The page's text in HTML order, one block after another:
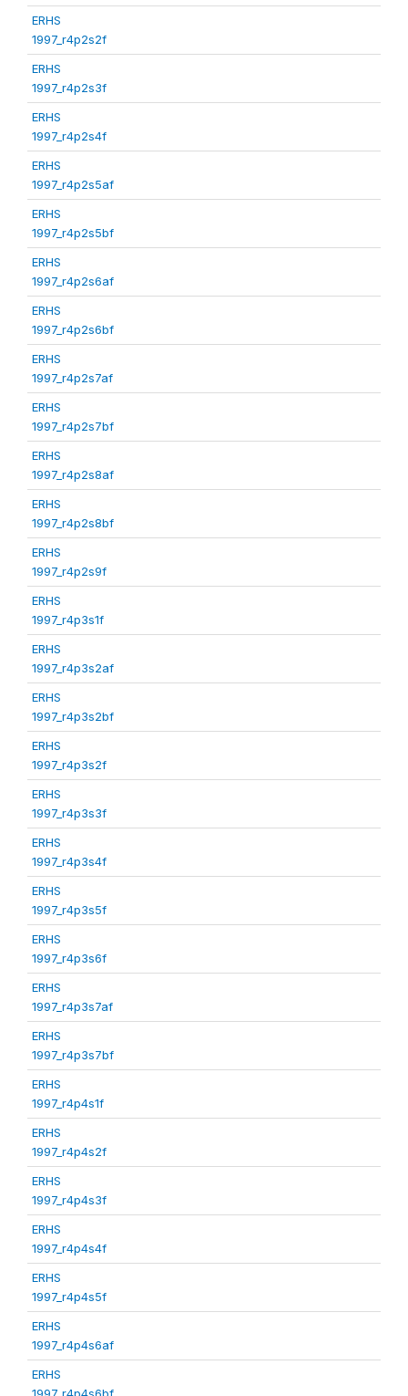
ERHS
1997_r4p2s2f
ERHS
1997_r4p2s3f
ERHS
1997_r4p2s4f
ERHS
1997_r4p2s5af
ERHS
1997_r4p2s5bf
ERHS
1997_r4p2s6af
ERHS
1997_r4p2s6bf
ERHS
1997_r4p2s7af
ERHS
1997_r4p2s7bf
ERHS
1997_r4p2s8af
ERHS
1997_r4p2s8bf
ERHS
1997_r4p2s9f
ERHS
1997_r4p3s1f
ERHS
1997_r4p3s2af
ERHS
1997_r4p3s2bf
ERHS
1997_r4p3s2f
ERHS
1997_r4p3s3f
ERHS
1997_r4p3s4f
ERHS
1997_r4p3s5f
ERHS
1997_r4p3s6f
ERHS
1997_r4p3s7af
ERHS
1997_r4p3s7bf
ERHS
1997_r4p4s1f
ERHS
1997_r4p4s2f
ERHS
1997_r4p4s3f
ERHS
1997_r4p4s4f
ERHS
1997_r4p4s5f
ERHS
1997_r4p4s6af
ERHS
1997_r4p4s6bf